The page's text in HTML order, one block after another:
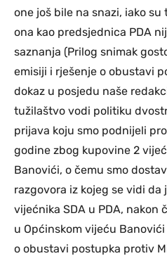
one još bile na snazi, iako
ona kao predsjednica PDA
saznanja (Prilog snimak
emisiji i rješenje o obustavi
dokaz u posjedu naše
tužilaštvo vodi politiku
prijava koju smo podnijeli
godine zbog kupovine 2
Banovići, o čemu smo
razgovora iz kojeg se vidi da
vijećnika SDA u PDA, nakon
u Općinskom vijeću
o obustavi postupka protiv